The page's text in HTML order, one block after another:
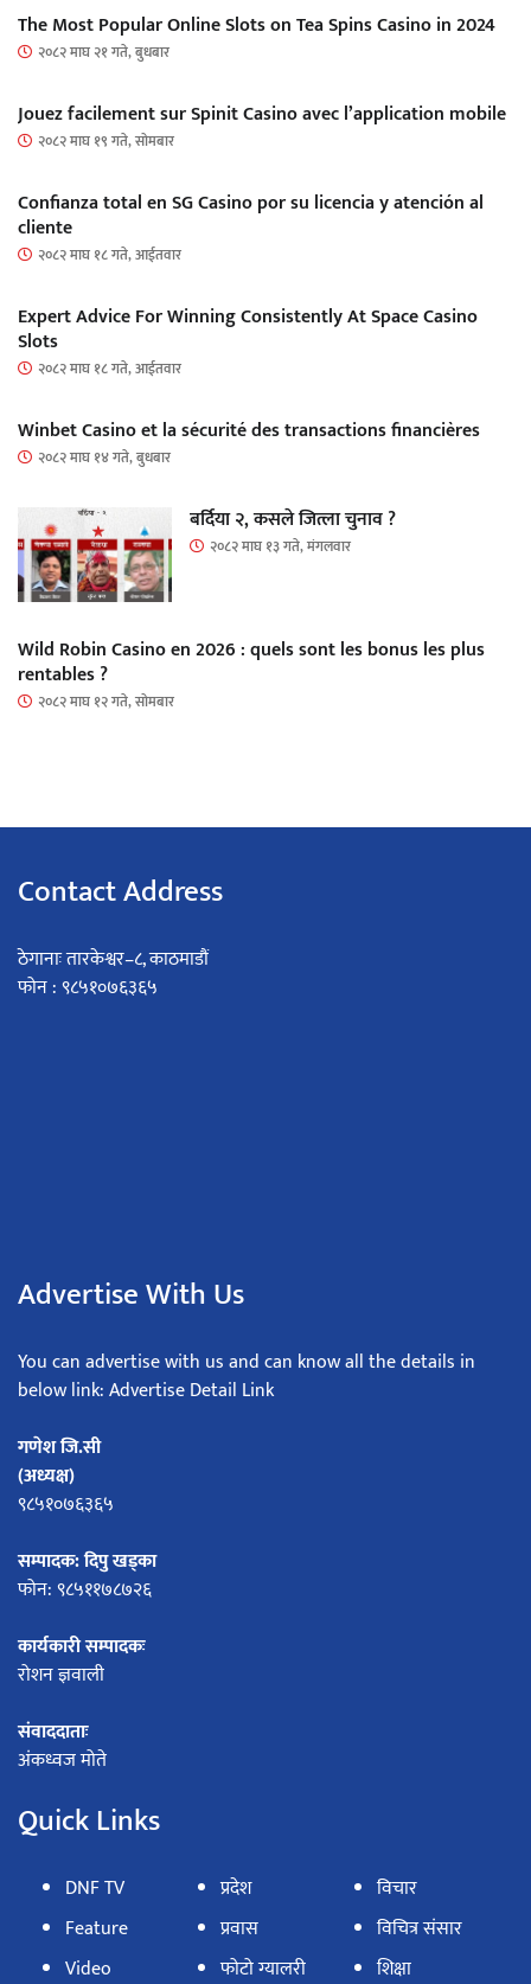
The Most Popular Online Slots on Tea Spins Casino in 2024
२०८२ माघ २१ गते, बुधबार
Jouez facilement sur Spinit Casino avec l’application mobile
२०८२ माघ १९ गते, सोमबार
Confianza total en SG Casino por su licencia y atención al
cliente
२०८२ माघ १८ गते, आईतवार
Expert Advice For Winning Consistently At Space Casino
Slots
२०८२ माघ १८ गते, आईतवार
Winbet Casino et la sécurité des transactions financières
२०८२ माघ १४ गते, बुधबार
बर्दिया २, कसले जित्ला चुनाव ?
२०८२ माघ १३ गते, मंगलवार
Wild Robin Casino en 2026 : quels sont les bonus les plus
rentables ?
२०८२ माघ १२ गते, सोमबार
Contact Address
ठेगानाः तारकेश्वर–८, काठमाडौं
फोन : ९८५१०७६३६५
Advertise With Us
You can advertise with us and can know all the details in
below link: Advertise Detail Link
गणेश जि.सी
(अध्यक्ष)
९८५१०७६३६५
सम्पादक: दिपु खड्का
फोन: ९८५११७८७२६
कार्यकारी सम्पादकः
रोशन ज्ञवाली
संवाददाताः
अंकध्वज मोते
Quick Links
DNF TV
Feature
Video
प्रदेश
प्रवास
फोटो ग्यालरी
विचार
विचित्र संसार
शिक्षा